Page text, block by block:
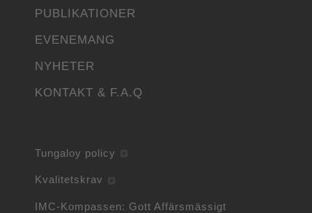
PUBLIKATIONER
EVENEMANG
NYHETER
KONTAKT & F.A.Q
Tungaloy policy
Kvalitetskrav
IMC-Kompassen: Gott Affärsmässigt